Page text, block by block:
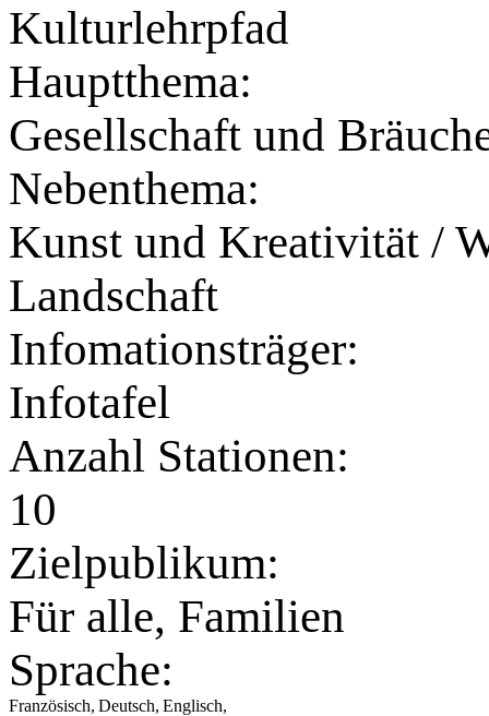
Kulturlehrpfad
Hauptthema:
Gesellschaft und
Nebenthema:
Kunst und Kreativität /
Landschaft
Infomationsträger:
Infotafel
Anzahl Stationen:
10
Zielpublikum:
Für alle, Familien
Sprache:
Französisch, Deutsch, Englisch,